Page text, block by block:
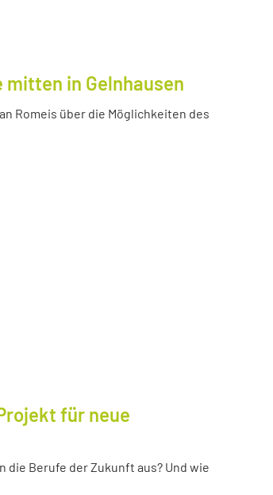
in Gelnhausen
Romeis über die Möglichkeiten des
für neue
die Berufe der Zukunft aus? Und wie